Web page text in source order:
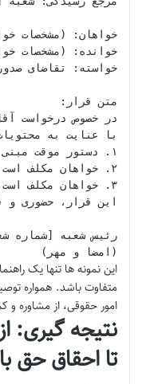
(امضا و مهر)
این نمونه ها تنها یک
متفاوت باشد. همواره
امور حقوقی، از مشاوره
نتیجه گیری:
تا احقاق حق